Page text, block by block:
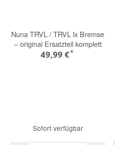
Nuna TRVL / TRVL lx Bremse
– original Ersatzteil komplett
49,99 €*
Sofort verfügbar